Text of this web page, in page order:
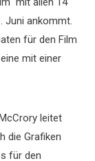
Juni ankommt.
für den Film
mit einer
leitet
die Grafiken
für den